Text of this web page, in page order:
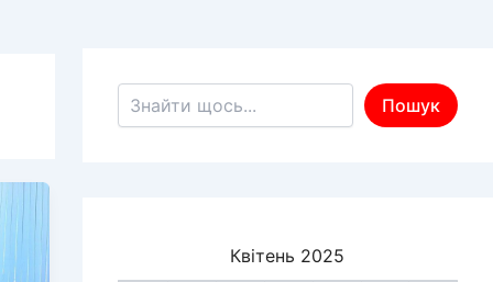
Пошук по сайту
Пошук
Квітень 2025